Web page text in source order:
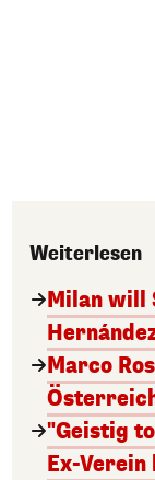
Weiterlesen
Milan will
Marco
"Geistig
Ex-Verein